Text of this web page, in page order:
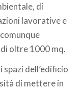
di
lavorative e
oltre 1000 mq.
dell’edificio
di mettere in